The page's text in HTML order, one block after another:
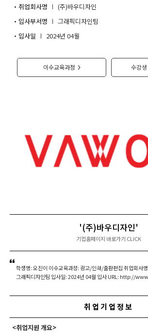
취업지원센터
고객상담센터
취업회사명
(주)바우디자인
입사부서명
그래픽디자인팀
입사일
2024년 04월
이수교육과정 > 수강
'(주)바우디자인'
기업홈페이지 바로가기 CLICK
학생명: 오진이 이수교육과정: 광고/인쇄/출판편집 취업회사
그래픽디자인팀 입사일: 2024년 04월 입사 URL: http://
취업기업정보
<취업지원 개요>